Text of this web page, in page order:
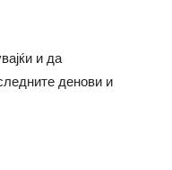
и да
денови и